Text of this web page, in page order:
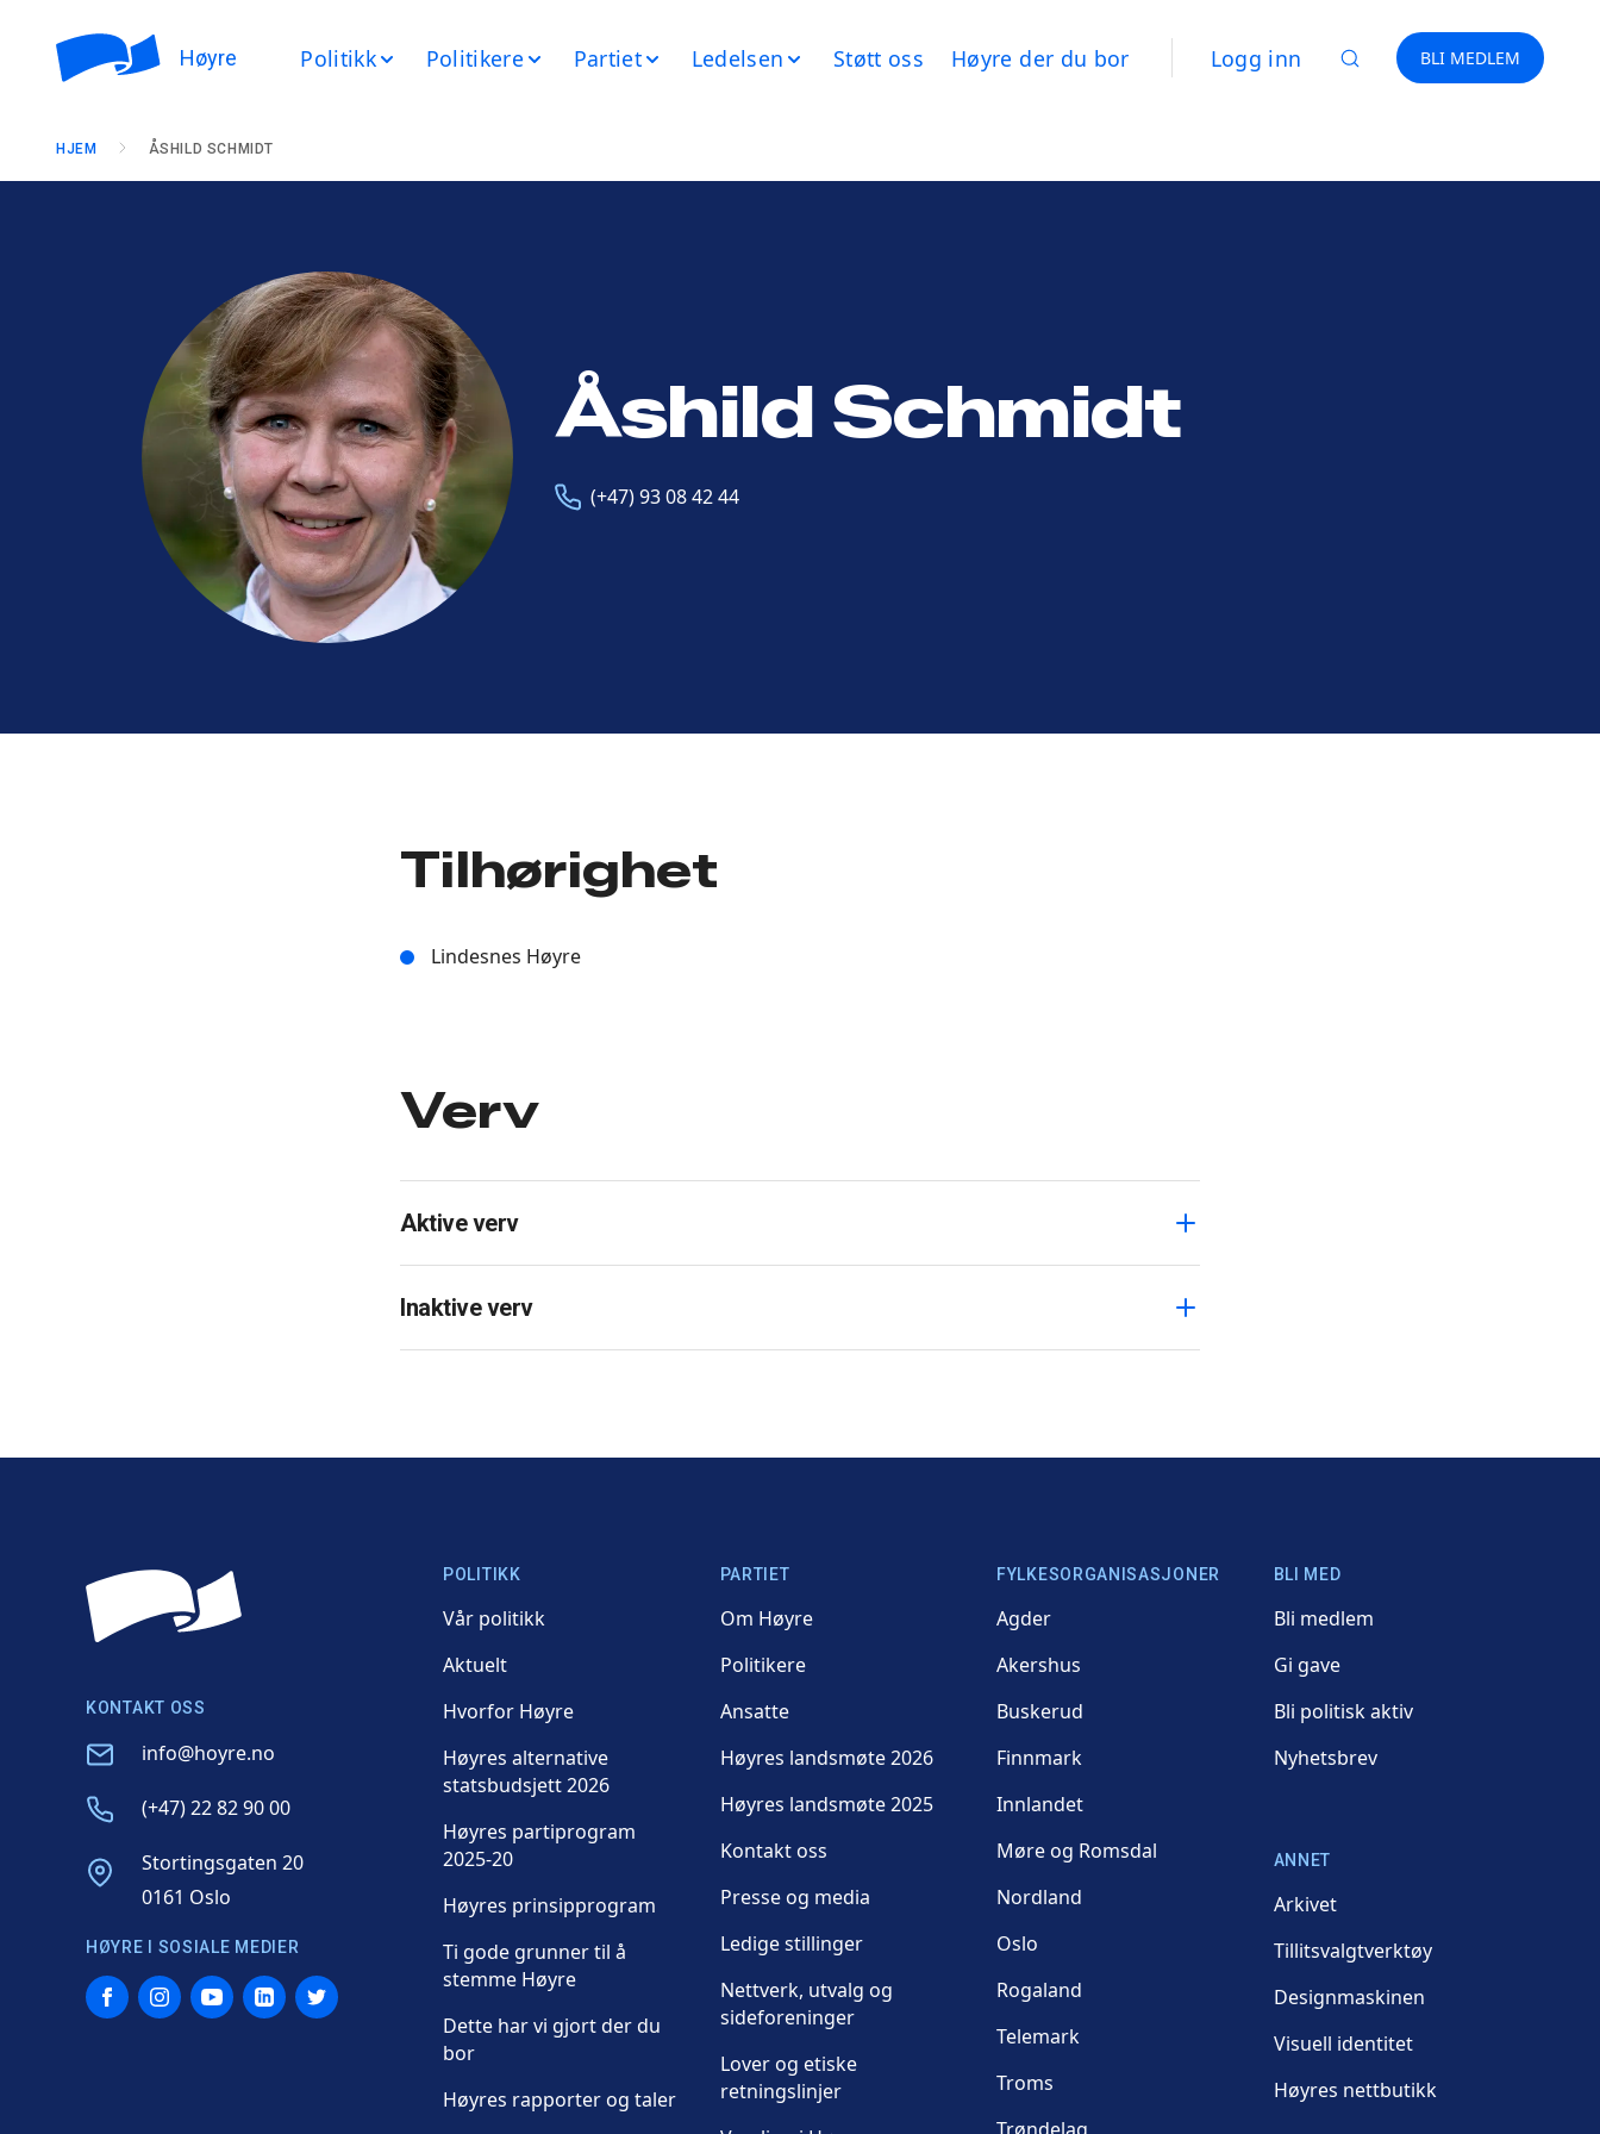
Høyre Politikk Politikere Partiet Ledelsen Støtt oss Høyre der du bor Logg inn BLI MEDLEM
HJEM ÅSHILD SCHMIDT
Åshild Schmidt
Telefon(+47) 93 08 42 44
Tilhørighet
Lindesnes Høyre
Verv
Aktive verv
Inaktive verv
KONTAKT OSS
Email info@hoyre.no
Phone(+47) 22 82 90 00
AddressStortingsgaten 20
0161 Oslo
HØYRE I SOSIALE MEDIER
FacebookInstagramYouTubeLinkedInTwitter
POLITIKK
Vår politikk
Aktuelt
Hvorfor Høyre
Høyres alternative
statsbudsjett 2026
Høyres partiprogram
2025-20
Høyres prinsipprogram
Ti gode grunner til å
stemme Høyre
Dette har vi gjort der du
bor
Høyres rapporter og taler
PARTIET
Om Høyre
Politikere
Ansatte
Høyres landsmøte 2026
Høyres landsmøte 2025
Kontakt oss
Presse og media
Ledige stillinger
Nettverk, utvalg og
sideforeninger
Lover og etiske
retningslinjer
FYLKESORGANISASJONER
Agder
Akershus
Buskerud
Finnmark
Innlandet
Møre og Romsdal
Nordland
Oslo
Rogaland
Telemark
Troms
BLI MED
Bli medlem
Gi gave
Bli politisk aktiv
Nyhetsbrev
ANNET
Arkivet
Tillitsvalgtverktøy
Designmaskinen
Visuell identitet
Høyres nettbutikk